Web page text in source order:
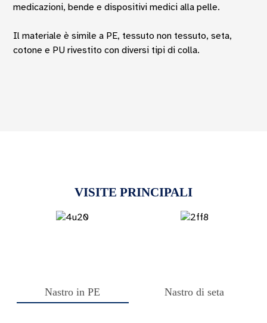
medicazioni, bende e dispositivi medici alla pelle.
Il materiale è simile a PE, tessuto non tessuto, seta,
cotone e PU rivestito con diversi tipi di colla.
VISITE PRINCIPALI
Nastro in PE Nastro di seta